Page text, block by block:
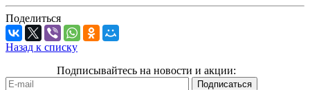
Поделиться
Назад к списку
Подписывайтесь на новости и акции: